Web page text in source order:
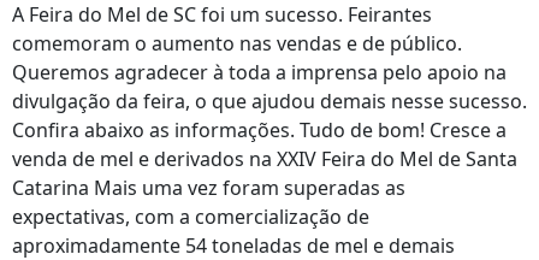
A Feira do Mel de SC foi um sucesso. Feirantes
comemoram o aumento nas vendas e de público.
Queremos agradecer à toda a imprensa pelo apoio na
divulgação da feira, o que ajudou demais nesse sucesso.
Confira abaixo as informações. Tudo de bom! Cresce a
venda de mel e derivados na XXIV Feira do Mel de Santa
Catarina Mais uma vez foram superadas as
expectativas, com a comercialização de
aproximadamente 54 toneladas de mel e demais